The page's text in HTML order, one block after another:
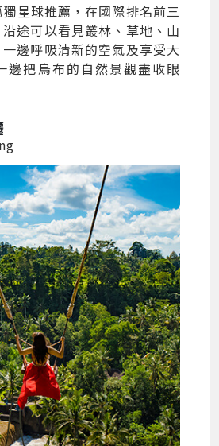
星球推薦，在國際排名前三
途可以看見叢林、草地、山
邊呼吸清新的空氣及享受大
邊把烏布的自然景觀盡收眼